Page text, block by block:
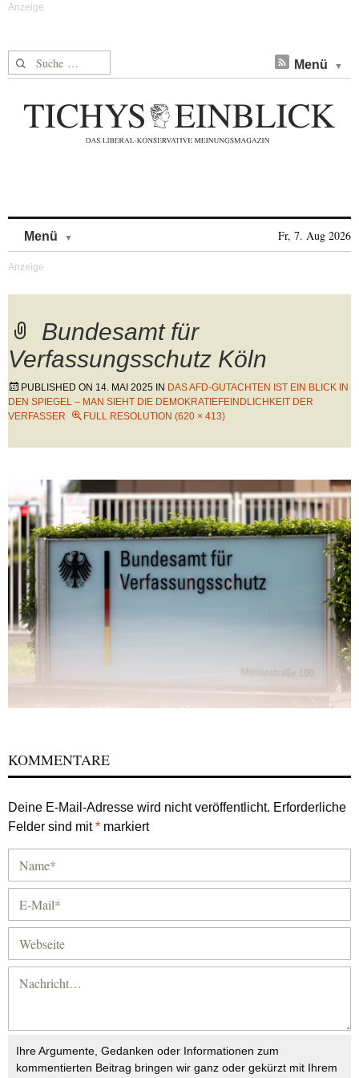
Suche nach: Menü
Menü Fr, 7. Aug 2026
Bundesamt für
Verfassungsschutz Köln
PUBLISHED ON 14. MAI 2025 IN DAS AFD-GUTACHTEN IST EIN BLICK IN
DEN SPIEGEL – MAN SIEHT DIE DEMOKRATIEFEINDLICHKEIT DER
VERFASSER
FULL RESOLUTION (620 × 413)
KOMMENTARE
Deine E-Mail-Adresse wird nicht veröffentlicht. Erforderliche
Felder sind mit* markiert
Ihre Argumente, Gedanken oder Informationen zum
kommentierten Beitrag bringen wir ganz oder gekürzt mit Ihrem